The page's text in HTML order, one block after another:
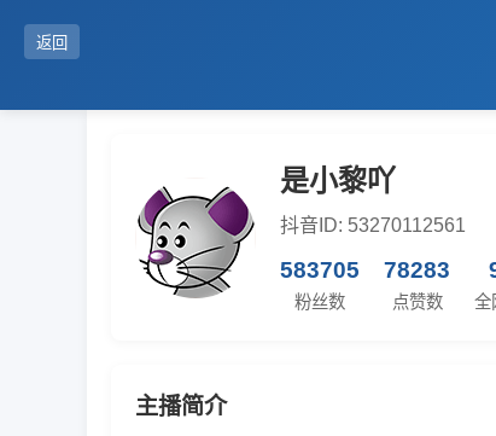
返回
是小黎吖
抖音ID: 53270112561
583705
粉丝数
78283
点赞数 全
主播简介